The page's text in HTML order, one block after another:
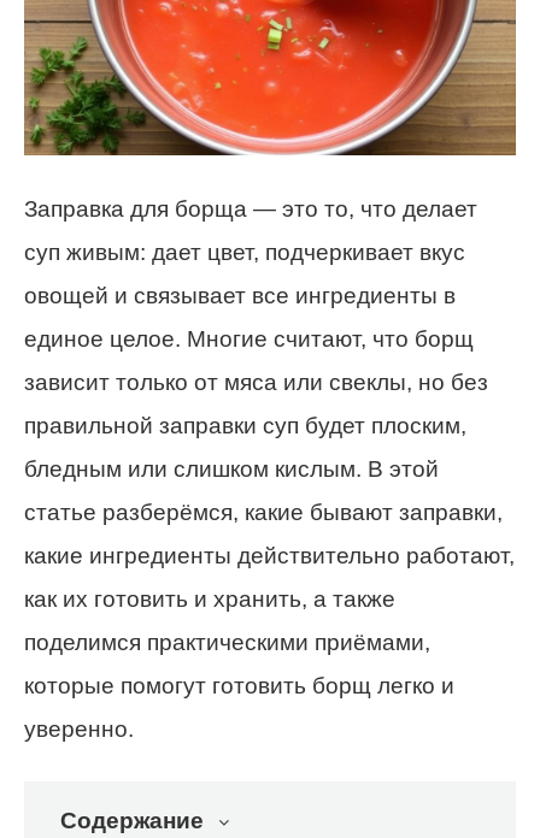
Заправка для борща — это то, что делает
суп живым: дает цвет, подчеркивает вкус
овощей и связывает все ингредиенты в
единое целое. Многие считают, что борщ
зависит только от мяса или свеклы, но без
правильной заправки суп будет плоским,
бледным или слишком кислым. В этой
статье разберёмся, какие бывают заправки,
какие ингредиенты действительно работают,
как их готовить и хранить, а также
поделимся практическими приёмами,
которые помогут готовить борщ легко и
уверенно.
Содержание